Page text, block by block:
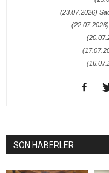
(23.07.2026)
SON HABERLER